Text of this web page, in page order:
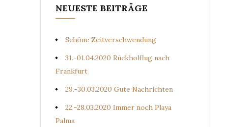
NEUESTE BEITRÄGE
Schöne Zeitverschwendung
31.-01.04.2020 Rückholflug nach
Frankfurt
29.-30.03.2020 Gute Nachrichten
22.-28.03.2020 Immer noch Playa
Palma